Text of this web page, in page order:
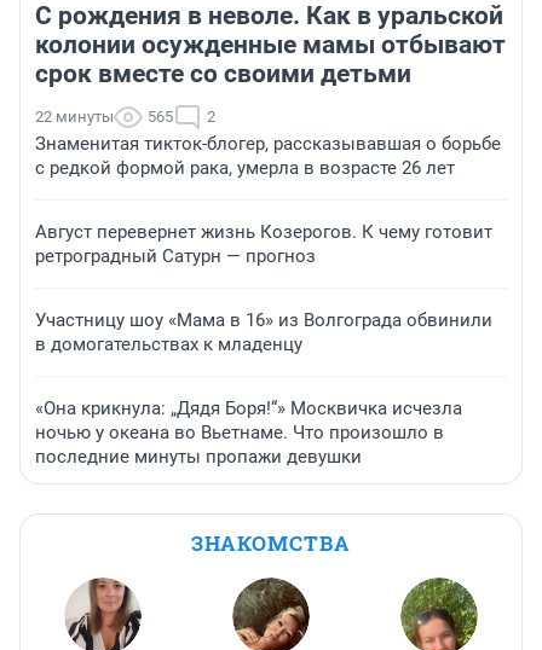
С рождения в неволе. Как в уральской
колонии осужденные мамы отбывают
срок вместе со своими детьми
22 минуты 565 2
Знаменитая тикток-блогер, рассказывавшая о борьбе
с редкой формой рака, умерла в возрасте 26 лет
Август перевернет жизнь Козерогов. К чему готовит
ретроградный Сатурн — прогноз
Участницу шоу «Мама в 16» из Волгограда обвинили
в домогательствах к младенцу
«Она крикнула: „Дядя Боря!“» Москвичка исчезла
ночью у океана во Вьетнаме. Что произошло в
последние минуты пропажи девушки
ЗНАКОМСТВА